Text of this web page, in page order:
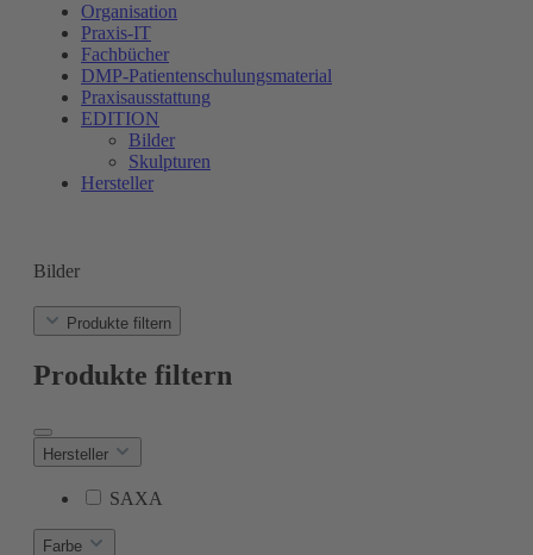
Organisation
Praxis-IT
Fachbücher
DMP-Patientenschulungsmaterial
Praxisausstattung
EDITION
Bilder
Skulpturen
Hersteller
Bilder
Produkte filtern
Produkte filtern
Hersteller
SAXA
Farbe